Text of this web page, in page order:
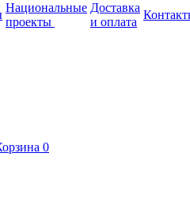
Национальные
проекты
Доставка
и оплата
0